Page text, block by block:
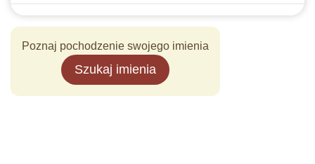
Poznaj pochodzenie swojego imienia
Szukaj imienia